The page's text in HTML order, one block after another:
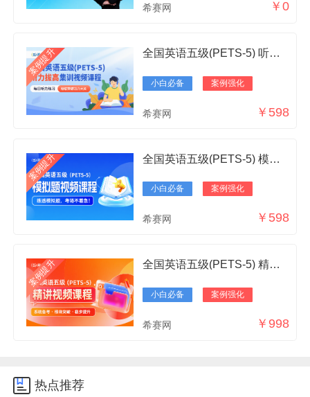
希赛网 ￥0
案例提升 全国英语五级(PETS-5) 听力拔高集训视频课程
小白必备 案例强化
希赛网 ￥598
案例提升 全国英语五级(PETS-5) 模拟题讲解视频课程
小白必备 案例强化
希赛网 ￥598
案例提升 全国英语五级(PETS-5) 精讲视频课程
小白必备 案例强化
希赛网 ￥998
热点推荐